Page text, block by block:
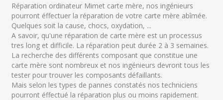
Réparation ordinateur Mimet carte mère, nos ingénieurs
pourront éffectuer la réparation de votre carte mère abîmée.
Quelques soit la cause, chocs, oxydation, ...
A savoir, qu'une réparation de carte mère est un processus
tres long et difficile. La réparation peut durée 2 à 3 semaines.
La recherche des différents composant que constitue une
carte mère sont nombreux et nos ingénieurs devront tous les
tester pour trouver les composants défaillants.
Mais selon les types de pannes constatés nos techniciens
pourront éffectué la réparation plus ou moins rapidement.